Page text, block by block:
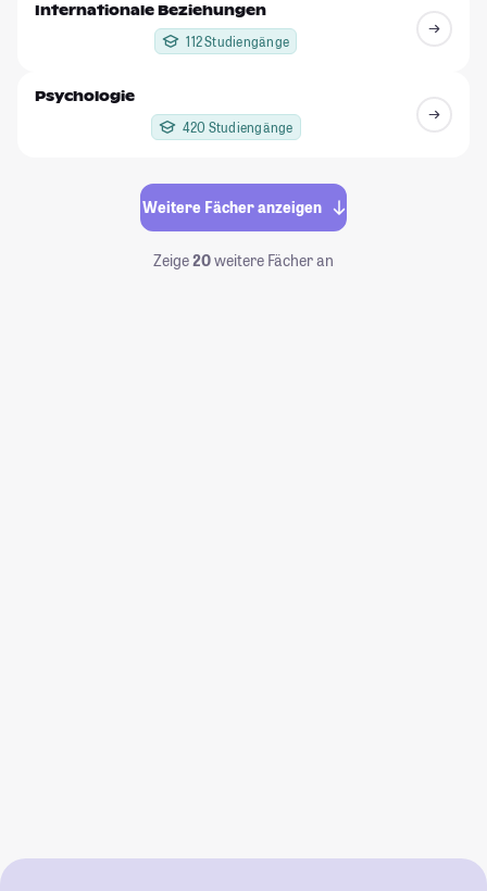
Internationale Beziehungen
112 Studiengänge
Psychologie
420 Studiengänge
Weitere Fächer anzeigen
Zeige20weitere Fächer an